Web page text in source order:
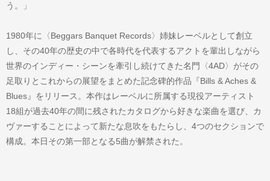
う。」
1980年に〈Beggars Banquet Records〉姉妹レーベルとして創立
し、その40年の歴史の中で各時代を代表するアクトを輩出しながら
世界のインディー・シーンを牽引し続けてきた名門〈4AD〉がその
足取りとこれからの展望をまとめた記念碑的作品『Bills & Aches &
Blues』をリリース。本作はレーベルに所属する現役アーティスト
18組が過去40年の間に残されたカタログから好きな楽曲を選び、カ
ヴァーすることによって新たな息吹をもたらし、4つのセクションで
構成。本日その第一部となる5曲が解禁された。